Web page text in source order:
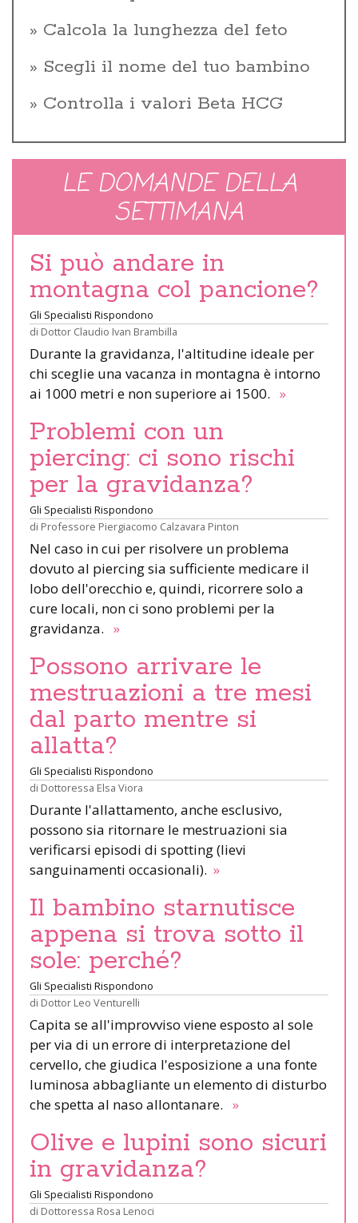
Calcola la lunghezza del feto
Scegli il nome del tuo bambino
Controlla i valori Beta HCG
LE DOMANDE DELLA
SETTIMANA
Si può andare in
montagna col pancione?
Gli Specialisti Rispondono
di Dottor Claudio Ivan Brambilla
Durante la gravidanza, l'altitudine ideale per
chi sceglie una vacanza in montagna è intorno
ai 1000 metri e non superiore ai 1500. »
Problemi con un
piercing: ci sono rischi
per la gravidanza?
Gli Specialisti Rispondono
di Professore Piergiacomo Calzavara Pinton
Nel caso in cui per risolvere un problema
dovuto al piercing sia sufficiente medicare il
lobo dell'orecchio e, quindi, ricorrere solo a
cure locali, non ci sono problemi per la
gravidanza. »
Possono arrivare le
mestruazioni a tre mesi
dal parto mentre si
allatta?
Gli Specialisti Rispondono
di Dottoressa Elsa Viora
Durante l'allattamento, anche esclusivo,
possono sia ritornare le mestruazioni sia
verificarsi episodi di spotting (lievi
sanguinamenti occasionali). »
Il bambino starnutisce
appena si trova sotto il
sole: perché?
Gli Specialisti Rispondono
di Dottor Leo Venturelli
Capita se all'improvviso viene esposto al sole
per via di un errore di interpretazione del
cervello, che giudica l'esposizione a una fonte
luminosa abbagliante un elemento di disturbo
che spetta al naso allontanare. »
Olive e lupini sono sicuri
in gravidanza?
Gli Specialisti Rispondono
di Dottoressa Rosa Lenoci